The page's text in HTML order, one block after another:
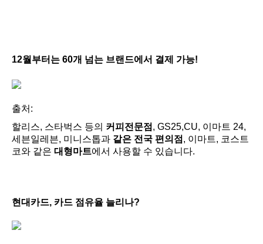
12월부터는 60개 넘는 브랜드에서 결제 가능!
출처:
할리스, 스타벅스 등의 커피전문점 , GS25,CU, 이마트 24,
세븐일레븐, 미니스톱과 같은 전국 편의점 , 이마트, 코스트
코와 같은 대형마트에서 사용할 수 있습니다.
현대카드, 카드 점유율 늘리나?